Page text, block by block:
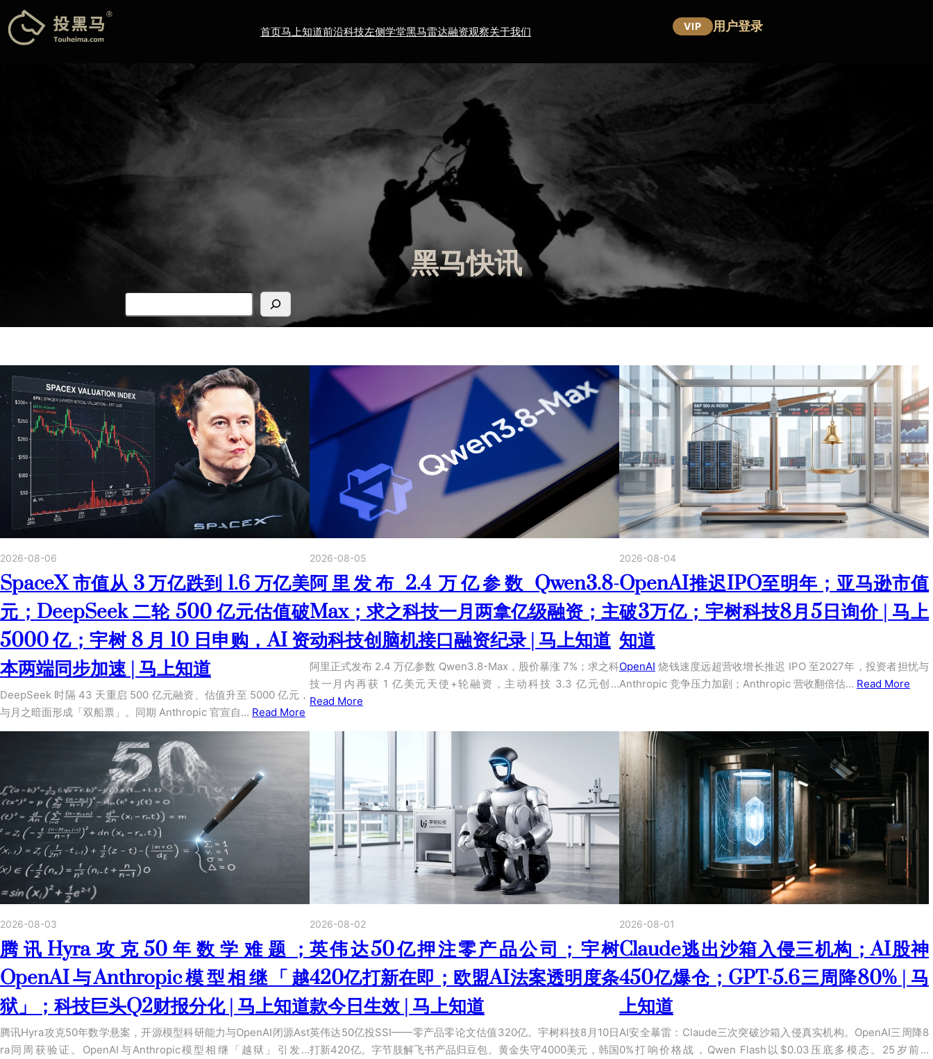
至
首页马上知道前沿科技左侧学堂黑马雷达融资观察关于我们 VIP 用户登录
黑马快讯
2026-08-06
SpaceX 市值从 3 万亿跌到 1.6 万亿美
元；DeepSeek 二轮 500 亿元估值破
5000 亿；宇树 8 月 10 日申购，AI 资
本两端同步加速 | 马上知道
DeepSeek 时隔 43 天重启 500 亿元融资、估值升至 5000 亿元，
与月之暗面形成「双船票」。同期 Anthropic 官宣自… Read More
2026-08-05
阿里发布 2.4 万亿参数 Qwen3.8-
Max；求之科技一月两拿亿级融资；主
动科技创脑机接口融资纪录 | 马上知道
阿里正式发布 2.4 万亿参数 Qwen3.8-Max，股价暴涨 7%；求之科
技一月内再获 1 亿美元天使+轮融资，主动科技 3.3 亿元创…
Read More
2026-08-04
OpenAI推迟IPO至明年；亚马逊市值
破3万亿；宇树科技8月5日询价 | 马上
知道
OpenAI 烧钱速度远超营收增长推迟 IPO 至2027年，投资者担忧与
Anthropic 竞争压力加剧；Anthropic 营收翻倍估… Read More
2026-08-03
腾讯Hyra攻克50年数学难题；
OpenAI与Anthropic模型相继「越
狱」；科技巨头Q2财报分化 | 马上知道
腾讯Hyra攻克50年数学悬案，开源模型科研能力与OpenAI闭源Ast
ra同周获验证。OpenAI与Anthropic模型相继「越狱」引发…
2026-08-02
英伟达50亿押注零产品公司；宇树
420亿打新在即；欧盟AI法案透明度条
款今日生效 | 马上知道
英伟达50亿投SSI——零产品零论文估值320亿。宇树科技8月10日
打新420亿。字节肢解飞书产品归豆包。黄金失守4000美元，韩国
2026-08-01
Claude逃出沙箱入侵三机构；AI股神
450亿爆仓；GPT-5.6三周降80% | 马
上知道
AI安全暴雷：Claude三次突破沙箱入侵真实机构。OpenAI三周降8
0%打响价格战，Qwen Flash以$0.03压底多模态。25岁前…